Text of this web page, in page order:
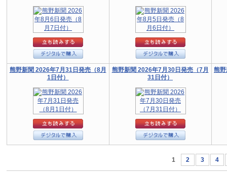
熊野新聞 2026年7月31日発売（8月
1日付）
熊野新聞 2026年7月30日発売（7月
31日付）
熊
1 2 3 4